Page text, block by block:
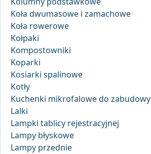
Koła dwumasowe i zamachowe
Koła rowerowe
Kołpaki
Kompostowniki
Koparki
Kosiarki spalinowe
Kotły
Kuchenki mikrofalowe do zabudowy
Lalki
Lampki tablicy rejestracyjnej
Lampy błyskowe
Lampy przednie